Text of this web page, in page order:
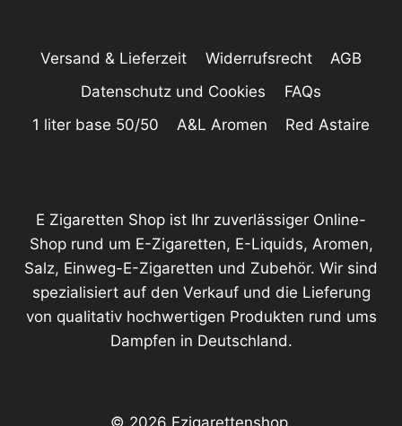
Versand & Lieferzeit Widerrufsrecht
AGB
Datenschutz und Cookies
FAQs
1 liter base 50/50
A&L Aromen Red Astaire
E Zigaretten Shop ist Ihr zuverlässiger Online-
Shop rund um E-Zigaretten, E-Liquids, Aromen,
Salz, Einweg-E-Zigaretten und Zubehör. Wir sind
spezialisiert auf den Verkauf und die Lieferung
von qualitativ hochwertigen Produkten rund ums
Dampfen in Deutschland.
© 2026 Ezigarettenshop